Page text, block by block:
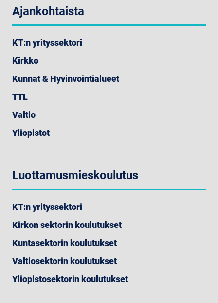
Ajankohtaista
KT:n yrityssektori
Kirkko
Kunnat & Hyvinvointialueet
TTL
Valtio
Yliopistot
Luottamusmieskoulutus
KT:n yrityssektori
Kirkon sektorin koulutukset
Kuntasektorin koulutukset
Valtiosektorin koulutukset
Yliopistosektorin koulutukset